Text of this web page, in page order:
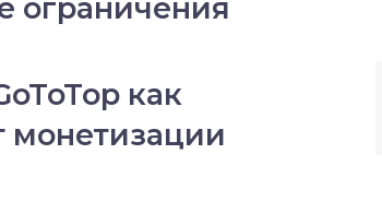
ограничения
как
монетизации